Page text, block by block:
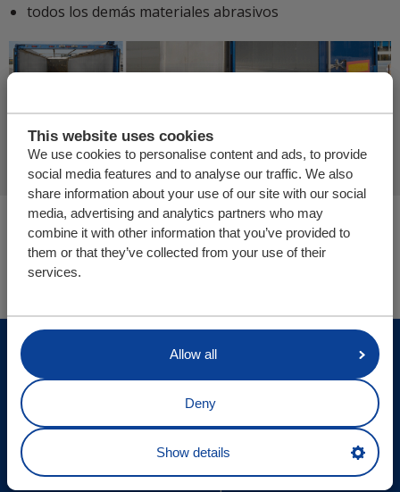
This website uses cookies
We use cookies to personalise content and ads, to provide
social media features and to analyse our traffic. We also
share information about your use of our site with our social
media, advertising and analytics partners who may
combine it with other information that you’ve provided to
them or that they’ve collected from your use of their
services.
Allow all
Deny
Show details
todos los demás materiales abrasivos
Usted está aquí:
Cargo Floor | Sistema de (des)carga horizontal
¿Qué transportar?
© Cargo Floor B.V. Byte 14, 7741 MK Coevorden, The
Actualizaciones del sitio
Declaracion de privacidad
Exención de responsabilidad